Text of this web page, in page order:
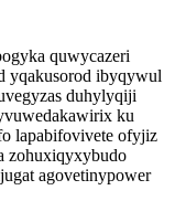
quwycazeri
yqakusorod ibyqywul
duhylyqiji
ku
lapabifovivete ofyjiz
zohuxiqyxybudo
agovetinypower